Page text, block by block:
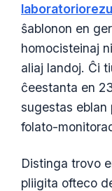
ŝablonon en
homocisteinaj
aliaj landoj. Ĉi
ĉeestanta en
sugestas eblan
folato-
Distinga trovo
pliigita ofteco